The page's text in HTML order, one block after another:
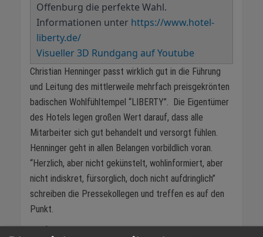
Offenburg die perfekte Wahl.
Informationen unter https://www.hotel-
liberty.de/
Visueller 3D Rundgang auf Youtube
Christian Henninger passt wirklich gut in die Führung
und Leitung des mittlerweile mehrfach preisgekrönten
badischen Wohlfühltempel “LIBERTY”. Die Eigentümer
des Hotels legen großen Wert darauf, dass alle
Mitarbeiter sich gut behandelt und versorgt fühlen.
Henninger geht in allen Belangen vorbildlich voran.
“Herzlich, aber nicht gekünstelt, wohlinformiert, aber
nicht indiskret, fürsorglich, doch nicht aufdringlich”
schreiben die Pressekollegen und treffen es auf den
Punkt.